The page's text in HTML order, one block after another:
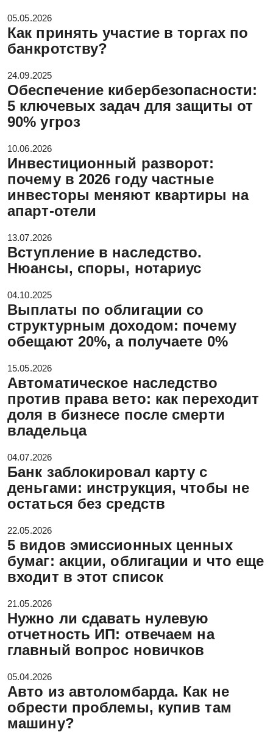
05.05.2026
Как принять участие в торгах по
банкротству?
24.09.2025
Обеспечение кибербезопасности:
5 ключевых задач для защиты от
90% угроз
10.06.2026
Инвестиционный разворот:
почему в 2026 году частные
инвесторы меняют квартиры на
апарт-отели
13.07.2026
Вступление в наследство.
Нюансы, споры, нотариус
04.10.2025
Выплаты по облигации со
структурным доходом: почему
обещают 20%, а получаете 0%
15.05.2026
Автоматическое наследство
против права вето: как переходит
доля в бизнесе после смерти
владельца
04.07.2026
Банк заблокировал карту с
деньгами: инструкция, чтобы не
остаться без средств
22.05.2026
5 видов эмиссионных ценных
бумаг: акции, облигации и что еще
входит в этот список
21.05.2026
Нужно ли сдавать нулевую
отчетность ИП: отвечаем на
главный вопрос новичков
05.04.2026
Авто из автоломбарда. Как не
обрести проблемы, купив там
машину?